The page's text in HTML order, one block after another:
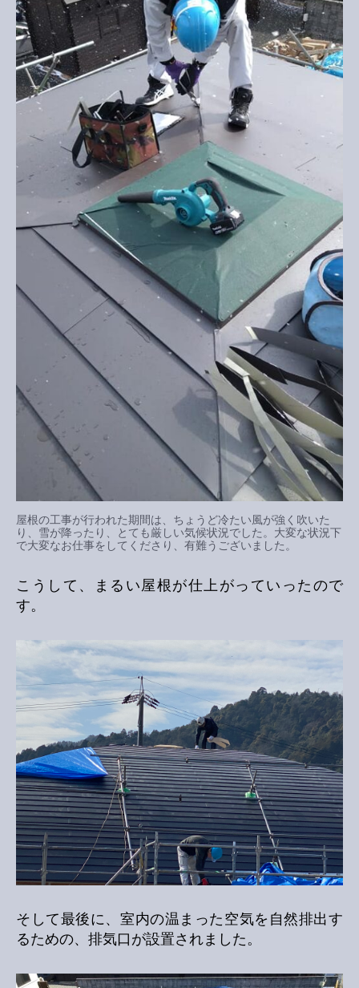
屋根の工事が行われた期間は、ちょうど冷たい風が強く吹いた
り、雪が降ったり、とても厳しい気候状況でした。大変な状況下
で大変なお仕事をしてくださり、有難うございました。
こうして、まるい屋根が仕上がっていったので
す。
そして最後に、室内の温まった空気を自然排出す
るための、排気口が設置されました。